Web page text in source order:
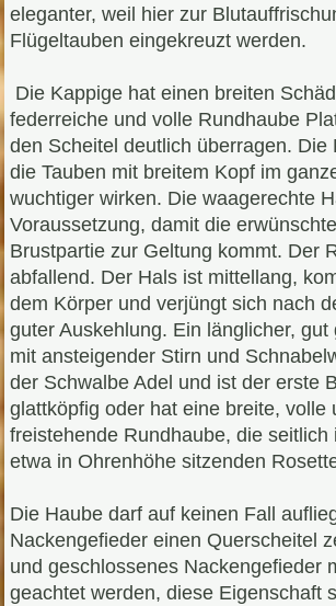
eleganter, weil hier zur
Flügeltauben eingekreuzt werden.
Die Kappige hat einen breiten
federreiche und volle Rundhaube
den Scheitel deutlich überragen. Die
die Tauben mit breitem Kopf im
wuchtiger wirken. Die waagerechte
Voraussetzung, damit die
Brustpartie zur Geltung kommt. Der
abfallend. Der Hals ist mittellang,
dem Körper und verjüngt sich nach
guter Auskehlung. Ein länglicher, gut
mit ansteigender Stirn und
der Schwalbe Adel und ist der erste
glattköpfig oder hat eine breite, volle
freistehende Rundhaube, die seitlich
etwa in Ohrenhöhe sitzenden
Die Haube darf auf keinen Fall
Nackengefieder einen Querscheitel
und geschlossenes Nackengefieder
geachtet werden, diese Eigenschaft